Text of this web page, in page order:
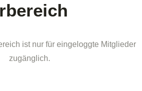
ist nur für eingeloggte Mitglieder
zugänglich.